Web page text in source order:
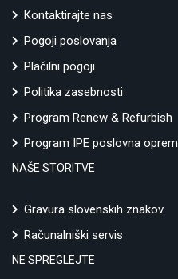
Kontaktirajte nas
Pogoji poslovanja
Plačilni pogoji
Politika zasebnosti
Program Renew & Refurbish
Program IPE poslovna
NAŠE STORITVE
Gravura slovenskih znakov
Računalniški servis
NE SPREGLEJTE